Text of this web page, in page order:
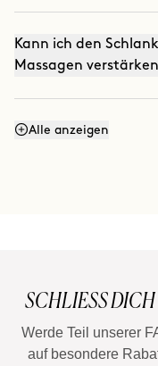
Kann ich den
Massagen
Kann ich den
Alle anzeigen
SCHLIESS
Werde Teil unserer
auf besondere